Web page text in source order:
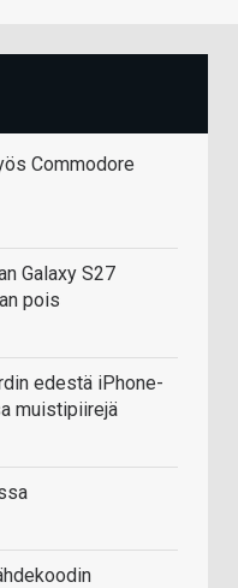
Commodore
Galaxy S27
pois
edestä iPhone-
muistipiirejä